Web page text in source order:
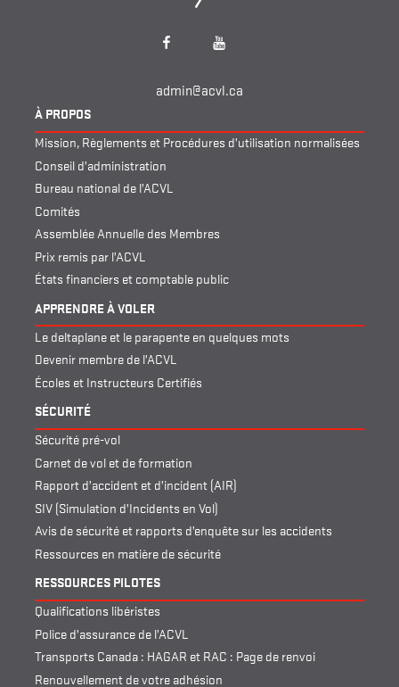
Facebook YouTube
admin@acvl.ca
À PROPOS
Mission, Règlements et Procédures d’utilisation normalisées
Conseil d’administration
Bureau national de l’ACVL
Comités
Assemblée Annuelle des Membres
Prix remis par l’ACVL
États financiers et comptable public
APPRENDRE À VOLER
Le deltaplane et le parapente en quelques mots
Devenir membre de l’ACVL
Écoles et Instructeurs Certifiés
SÉCURITÉ
Sécurité pré-vol
Carnet de vol et de formation
Rapport d’accident et d’incident (AIR)
SIV (Simulation d’Incidents en Vol)
Avis de sécurité et rapports d’enquête sur les accidents
Ressources en matière de sécurité
RESSOURCES PILOTES
Qualifications libéristes
Police d’assurance de l’ACVL
Transports Canada : HAGAR et RAC : Page de renvoi
Renouvellement de votre adhésion